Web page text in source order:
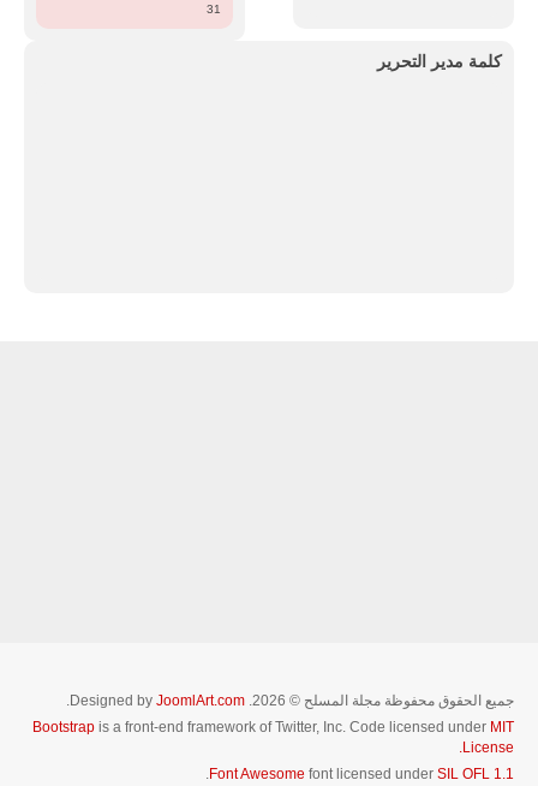
31
كلمة مدير التحرير
جميع الحقوق محفوظة مجلة المسلح © 2026. Designed by JoomlArt.com
.
Bootstrap is a front-end framework of Twitter, Inc. Code licensed under MIT
License.
Font Awesome font licensed under SIL OFL 1.1
.